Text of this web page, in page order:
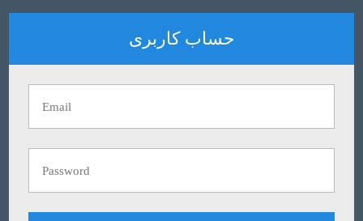
حساب کاربری